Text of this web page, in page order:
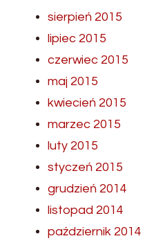
sierpień 2015
lipiec 2015
czerwiec 2015
maj 2015
kwiecień 2015
marzec 2015
luty 2015
styczeń 2015
grudzień 2014
listopad 2014
październik 2014